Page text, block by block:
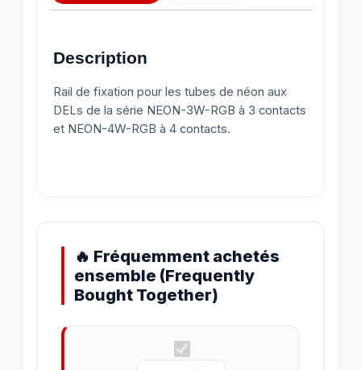
Description
Rail de fixation pour les tubes de néon aux
DELs de la série NEON-3W-RGB à 3 contacts
et NEON-4W-RGB à 4 contacts.
🔥 Fréquemment achetés
ensemble (Frequently
Bought Together)